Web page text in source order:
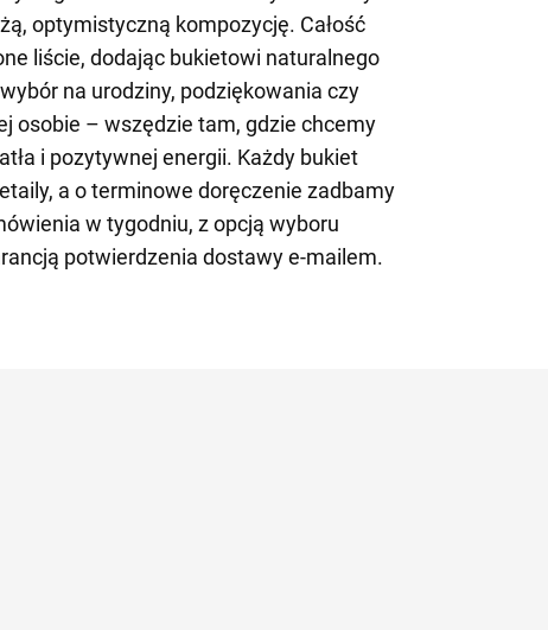
optymistyczną kompozycję. Całość
liście, dodając bukietowi naturalnego
na urodziny, podziękowania czy
osobie – wszędzie tam, gdzie chcemy
i pozytywnej energii. Każdy bukiet
a o terminowe doręczenie zadbamy
w tygodniu, z opcją wyboru
potwierdzenia dostawy e-mailem.